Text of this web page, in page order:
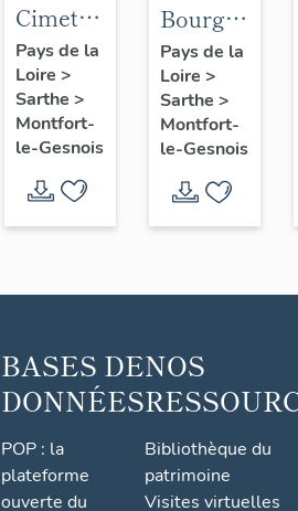
Cimetière
Saint-
André,
route de
Connerré
Pays de la
Loire >
Sarthe >
Montfort-
le-Gesnois
Bourg
de
Montfort-
le-
Gesnois
: ancien
bourg
de Pont-
Gennes
Pays de la
Loire >
Sarthe >
Montfort-
le-Gesnois
BASES DE
DONNÉES
POP : la
plateforme
ouverte du
NOS
Bibliothèque du
patrimoine
Visites virtuelles